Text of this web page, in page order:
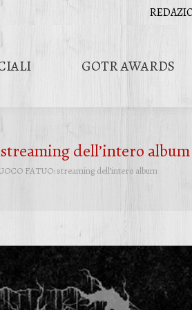
GOTR AWARDS
dell’intero album
FATUO: streaming dell’intero album